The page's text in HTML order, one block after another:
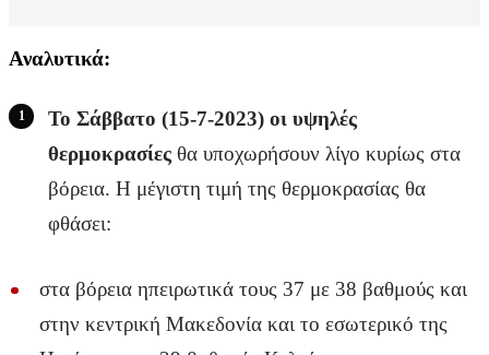
Αναλυτικά:
Το Σάββατο (15-7-2023) οι υψηλές
θερμοκρασίες θα υποχωρήσουν λίγο κυρίως στα
βόρεια. Η μέγιστη τιμή της θερμοκρασίας θα
φθάσει:
στα βόρεια ηπειρωτικά τους 37 με 38 βαθμούς και
στην κεντρική Μακεδονία και το εσωτερικό της